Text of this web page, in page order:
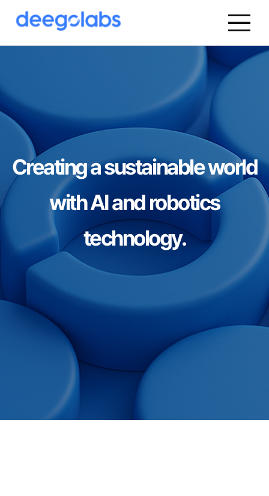
Creating a sustainable world
with AI and robotics
technology.